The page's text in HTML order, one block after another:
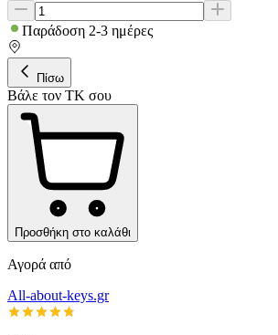
Παράδοση 2-3 ημέρες
Πίσω
Βάλε τον ΤΚ σου
Προσθήκη στο καλάθι
Αγορά από
All-about-keys.gr